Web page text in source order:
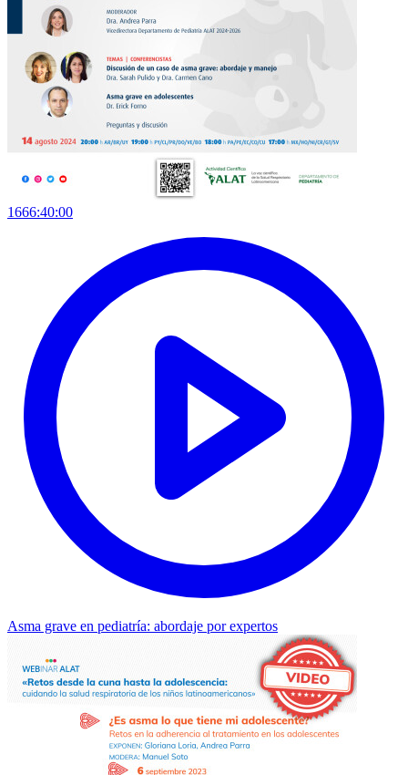
1666:40:00
Asma grave en pediatría: abordaje por expertos